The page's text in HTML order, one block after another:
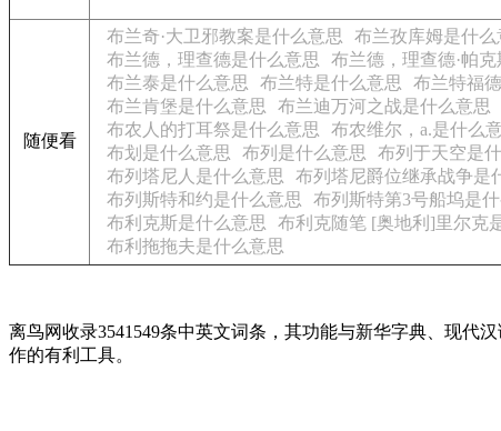
随便看
布兰奇·大卫邪教案是什么意思 布兰孜库姆是什么
布兰德，理查德是什么意思
布兰德，理查德·帕
布兰泰是什么意思
布兰特是什么意思 布兰特福
布兰肯堡是什么意思
布兰迪万河之战是什么意思
布农人的打耳祭是什么意思
布农维尔，a.是什么
布划是什么意思
布列是什么意思 布列于天空是
布列塔尼人是什么意思
布列塔尼爵位继承战争是
布列斯特和约是什么意思
布列斯特第3号船坞是
布利克斯是什么意思
布利克随笔 [奥地利]里尔克
布利拖拖夫是什么意思
离鸟网收录3541549条中英文词条，其功能与新华字典、现代
作的有利工具。